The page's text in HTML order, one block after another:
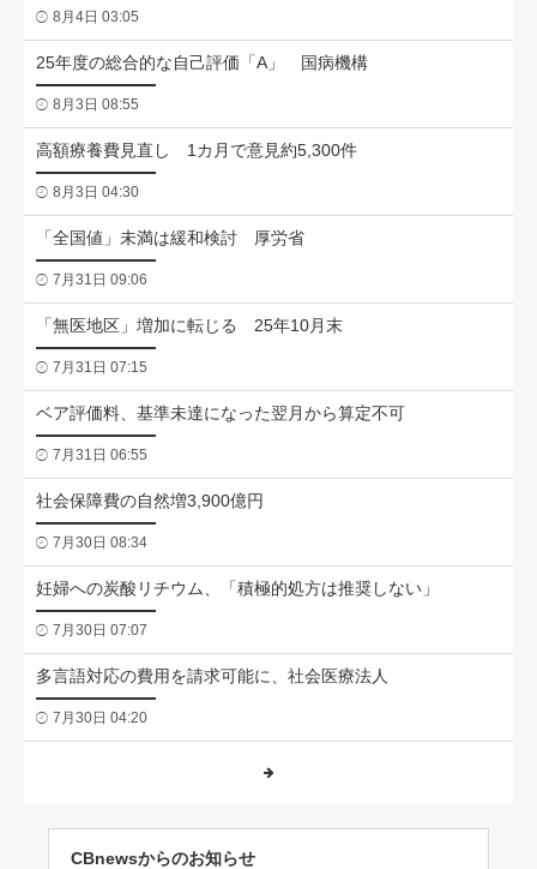
8月4日 03:05
25年度の総合的な自己評価「A」 国病機構
8月3日 08:55
高額療養費見直し 1カ月で意見約5,300件
8月3日 04:30
「全国値」未満は緩和検討 厚労省
7月31日 09:06
「無医地区」増加に転じる 25年10月末
7月31日 07:15
ベア評価料、基準未達になった翌月から算定不可
7月31日 06:55
社会保障費の自然増3,900億円
7月30日 08:34
妊婦への炭酸リチウム、「積極的処方は推奨しない」
7月30日 07:07
多言語対応の費用を請求可能に、社会医療法人
7月30日 04:20
CBnewsからのお知らせ